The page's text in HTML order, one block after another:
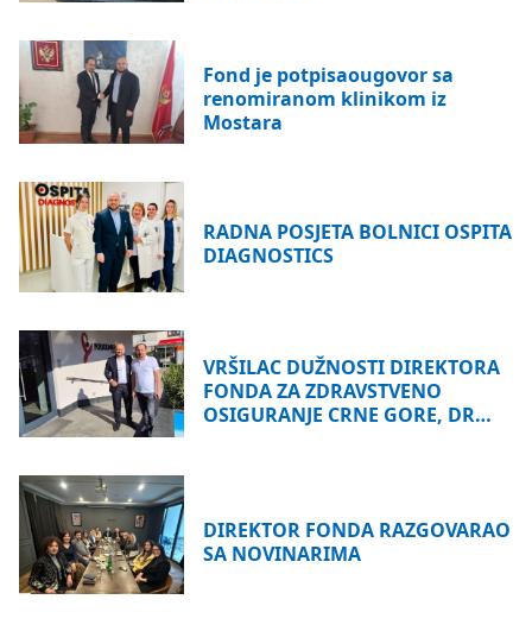
Fond je potpisaougovor sa
renomiranom klinikom iz
Mostara
RADNA POSJETA BOLNICI OSPITA
DIAGNOSTICS
VRŠILAC DUŽNOSTI DIREKTORA
FONDA ZA ZDRAVSTVENO
OSIGURANJE CRNE GORE, DR…
DIREKTOR FONDA RAZGOVARAO
SA NOVINARIMA